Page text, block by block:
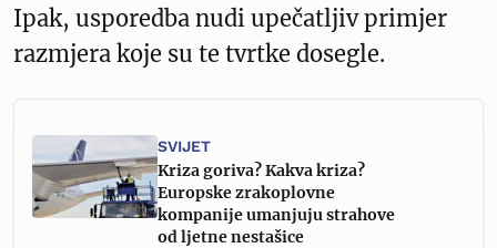
Ipak, usporedba nudi upečatljiv primjer
razmjera koje su te tvrtke dosegle.
SVIJET
Kriza goriva? Kakva kriza?
Europske zrakoplovne
kompanije umanjuju strahove
od ljetne nestašice